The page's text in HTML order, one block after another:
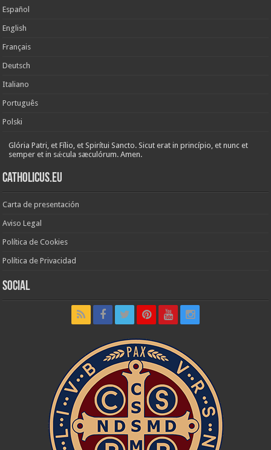
Español
English
Français
Deutsch
Italiano
Português
Polski
Glória Patri, et Fílio, et Spirítui Sancto. Sicut erat in princípio, et nunc et
semper et in sǽcula sæculórum. Amen.
Catholicus.eu
Carta de presentación
Aviso Legal
Política de Cookies
Política de Privacidad
Social